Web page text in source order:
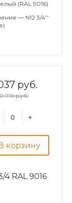
(RAL 9016)
— N12 3/4''
руб.
716 руб.
+
В корзину
4 RAL 9016